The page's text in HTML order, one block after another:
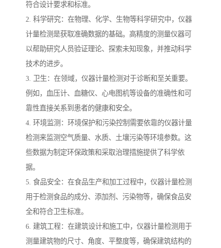
符合设计要求和标准。
2. 科学研究：在物理、化学、生物等科学研究中，仪器
计量检测是获取准确数据的基础。高精度的测量仪器可
以帮助研究人员验证理论、探索未知现象，并推动科学
技术的进步。
3. 卫生：在领域，仪器计量检测对于诊断和至关重要。
例如，血压计、血糖仪、心电图机等设备的准确性和可
靠性直接关系到患者的健康和安全。
4. 环境监测：环境保护和污染控制需要依靠的仪器计量
检测来监测空气质量、水质、土壤污染等环境参数。这
些数据为制定环保政策和采取治理措施提供了科学依
据。
5. 食品安全：在食品生产和加工过程中，仪器计量检测
用于检测食品的成分、添加剂、污染物等，确保食品安
全和符合卫生标准。
6. 建筑工程：在建筑设计和施工中，仪器计量检测用于
测量建筑物的尺寸、角度、平整度等，确保建筑结构的